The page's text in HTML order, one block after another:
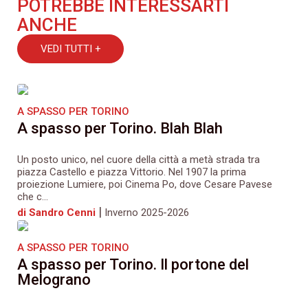
POTREBBE INTERESSARTI
ANCHE
VEDI TUTTI +
A SPASSO PER TORINO
A spasso per Torino. Blah Blah
Un posto unico, nel cuore della città a metà strada tra
piazza Castello e piazza Vittorio. Nel 1907 la prima
proiezione Lumiere, poi Cinema Po, dove Cesare Pavese
che c...
di Sandro Cenni | Inverno 2025-2026
A SPASSO PER TORINO
A spasso per Torino. Il portone del
Melograno